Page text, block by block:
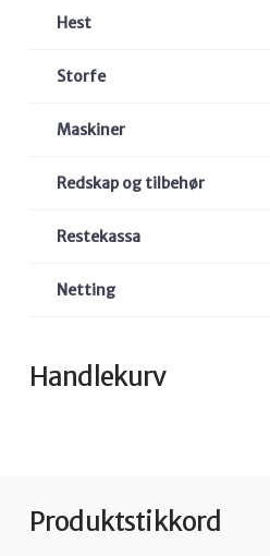
Hest
Storfe
Maskiner
Redskap og tilbehør
Restekassa
Netting
Handlekurv
Produktstikkord